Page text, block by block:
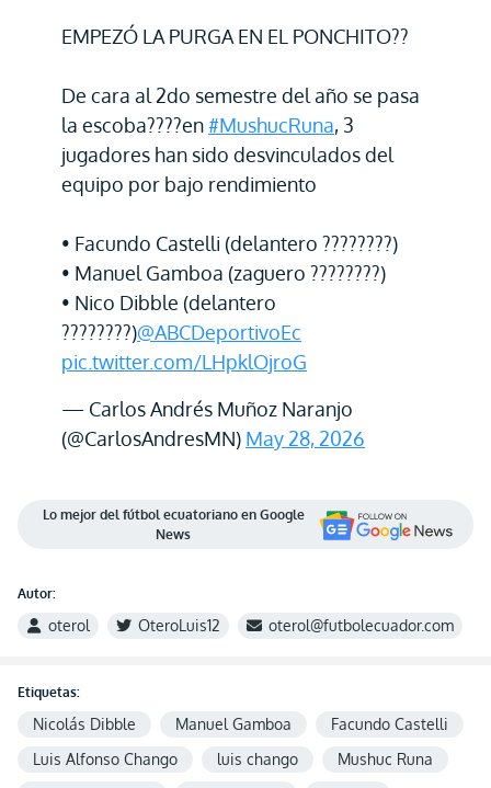
EMPEZÓ LA PURGA EN EL PONCHITO??
De cara al 2do semestre del año se pasa
la escoba????en#MushucRuna, 3
jugadores han sido desvinculados del
equipo por bajo rendimiento
• Facundo Castelli (delantero ????????)
• Manuel Gamboa (zaguero ????????)
• Nico Dibble (delantero
????????)@ABCDeportivoEc
pic.twitter.com/LHpklOjroG
— Carlos Andrés Muñoz Naranjo
(@CarlosAndresMN) May 28, 2026
Lo mejor del fútbol ecuatoriano en Google
News
Autor:
oterol OteroLuis12 oterol@futbolecuador.com
Etiquetas:
Nicolás Dibble Manuel Gamboa
Facundo Castelli
Luis Alfonso Chango
luis chango
Mushuc Runa